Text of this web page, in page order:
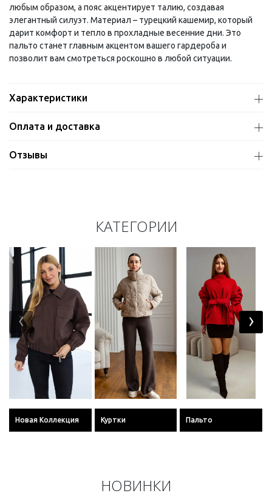
любым образом, а пояс акцентирует талию, создавая
элегантный силуэт. Материал – турецкий кашемир, который
дарит комфорт и тепло в прохладные весенние дни. Это
пальто станет главным акцентом вашего гардероба и
позволит вам смотреться роскошно в любой ситуации.
Характеристики
Оплата и доставка
Отзывы
КАТЕГОРИИ
Новая Коллекция Куртки Пальто
‹ ›
НОВИНКИ